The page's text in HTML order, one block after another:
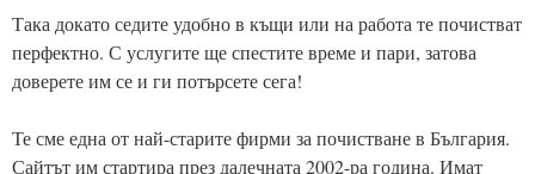
Така докато седите удобно в къщи или на работа те почистват
перфектно. С услугите ще спестите време и пари, затова
доверете им се и ги потърсете сега!
Те сме една от най-старите фирми за почистване в България.
Сайтът им стартира през далечната 2002-ра година. Имат